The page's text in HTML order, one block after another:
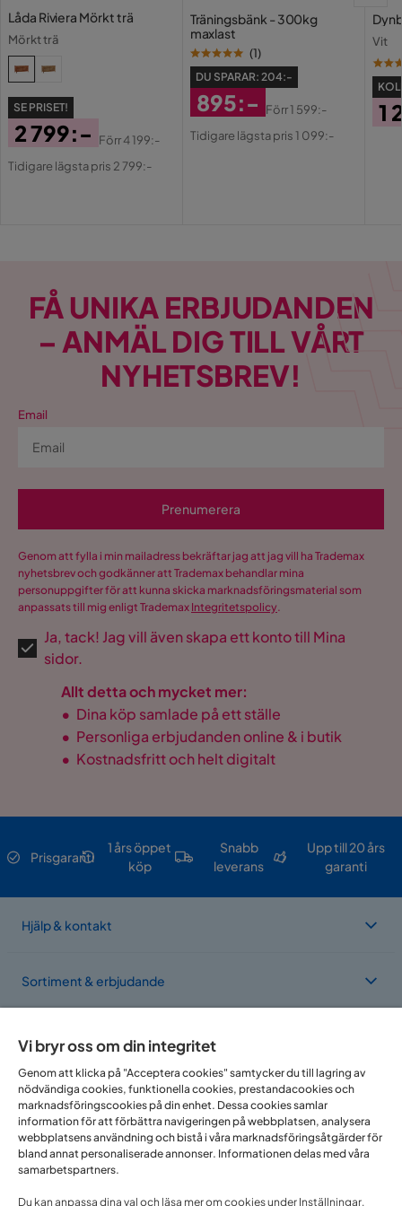
med säkerheten.
Låda Riviera Mörkt trä
Mörkt trä
SE PRISET!
Pris
2 799:-
Original
Förr4 199:-
Tidigare lägsta pris 2 799:-
Träningsbänk - 300kg
maxlast
(1)
DU SPARAR: 204:-
Rabatterat
895:-
Original
Förr1 599:-
Tidigare lägsta pris 1 099:-
Vit
1
FÅ UNIKA ERBJUDANDEN
– ANMÄL DIG TILL VÅRT
NYHETSBREV!
Email
Prenumerera
Genom att fylla i min mailadress bekräftar jag att jag vill ha Trademax
nyhetsbrev och godkänner att Trademax behandlar mina
personuppgifter för att kunna skicka marknadsföringsmaterial som
anpassats till mig enligt Trademax Integritetspolicy.
Ja, tack! Jag vill även skapa ett konto till Mina
sidor.
Allt detta och mycket mer:
• Dina köp samlade på ett ställe
• Personliga erbjudanden online & i butik
• Kostnadsfritt och helt digitalt
Prisgaranti
1 års öppet
köp
Snabb
leverans
Upp till 20 års
garanti
Hjälp & kontakt
Sortiment & erbjudande
Vi finns i flera länder
Vi bryr oss om din integritet
Genom att klicka på "Acceptera cookies" samtycker du till lagring av
nödvändiga cookies, funktionella cookies, prestandacookies och
marknadsföringscookies på din enhet. Dessa cookies samlar
information för att förbättra navigeringen på webbplatsen, analysera
webbplatsens användning och bistå i våra marknadsföringsåtgärder för
bland annat personaliserade annonser. Informationen delas med våra
samarbetspartners.
Du kan anpassa dina val och läsa mer om cookies under Inställningar.